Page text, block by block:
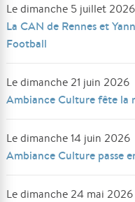
Le dimanche 5 juillet 2026
La CAN de Rennes et
Football
Le dimanche 21 juin 2026
Ambiance Culture fête la
Le dimanche 14 juin 2026
Ambiance Culture passe
Le dimanche 24 mai 2026